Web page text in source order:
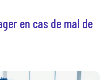
en cas de mal de